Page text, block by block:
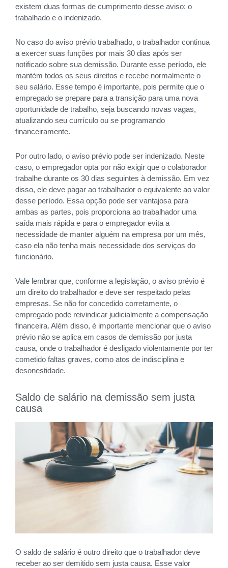
existem duas formas de cumprimento desse aviso: o
trabalhado e o indenizado.
No caso do aviso prévio trabalhado, o trabalhador continua
a exercer suas funções por mais 30 dias após ser
notificado sobre sua demissão. Durante esse período, ele
mantém todos os seus direitos e recebe normalmente o
seu salário. Esse tempo é importante, pois permite que o
empregado se prepare para a transição para uma nova
oportunidade de trabalho, seja buscando novas vagas,
atualizando seu currículo ou se programando
financeiramente.
Por outro lado, o aviso prévio pode ser indenizado. Neste
caso, o empregador opta por não exigir que o colaborador
trabalhe durante os 30 dias seguintes à demissão. Em vez
disso, ele deve pagar ao trabalhador o equivalente ao valor
desse período. Essa opção pode ser vantajosa para
ambas as partes, pois proporciona ao trabalhador uma
saída mais rápida e para o empregador evita a
necessidade de manter alguém na empresa por um mês,
caso ela não tenha mais necessidade dos serviços do
funcionário.
Vale lembrar que, conforme a legislação, o aviso prévio é
um direito do trabalhador e deve ser respeitado pelas
empresas. Se não for concedido corretamente, o
empregado pode reivindicar judicialmente a compensação
financeira. Além disso, é importante mencionar que o aviso
prévio não se aplica em casos de demissão por justa
causa, onde o trabalhador é desligado violentamente por ter
cometido faltas graves, como atos de indisciplina e
desonestidade.
Saldo de salário na demissão sem justa
causa
O saldo de salário é outro direito que o trabalhador deve
receber ao ser demitido sem justa causa. Esse valor